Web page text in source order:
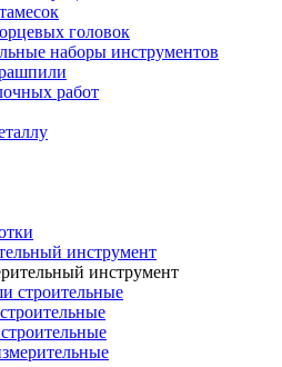
головок
наборы инструментов
работ
инструмент
инструмент
строительные